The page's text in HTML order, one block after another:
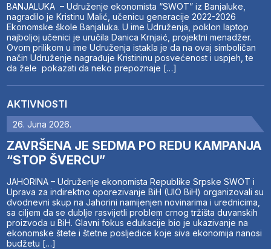
BANJALUKA – Udruženje ekonomista “SWOT” iz Banjaluke,
nagradilo je Kristinu Malić, učenicu generacije 2022-2026
Ekonomske škole Banjaluka. U ime Udruženja, poklon laptop
najboljoj učenici je uručila Danica Krnjaić, projektni menadžer.
Ovom prilikom u ime Udruženja istakla je da na ovaj simboličan
način Udruženje nagrađuje Kristininu posvećenost i uspjeh, te
da žele pokazati da neko prepoznaje […]
AKTIVNOSTI
26. Juna 2026.
ZAVRŠENA JE SEDMA PO REDU KAMPANJA
“STOP ŠVERCU”
JAHORINA – Udruženje ekonomista Republike Srpske SWOT i
Uprava za indirektno oporezivanje BiH (UIO BiH) organizovali su
dvodnevni skup na Jahorini namijenjen novinarima i urednicima,
sa ciljem da se dublje rasvijetli problem crnog tržišta duvanskih
proizvoda u BiH. Glavni fokus edukacije bio je ukazivanje na
ekonomske štete i štetne posljedice koje siva ekonomija nanosi
budžetu […]